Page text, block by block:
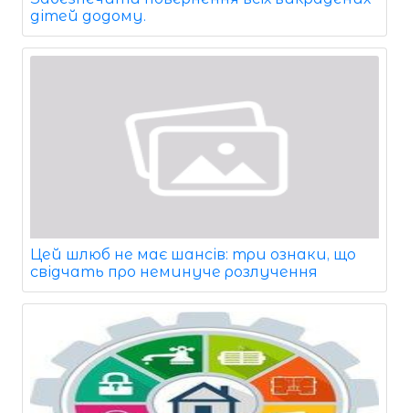
дітей додому.
Цей шлюб не має шансів: три ознаки, що
свідчать про неминуче розлучення